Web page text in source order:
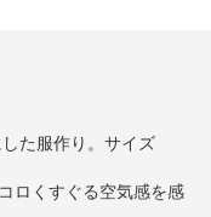
た服作り。サイズ
ロくすぐる空気感を感